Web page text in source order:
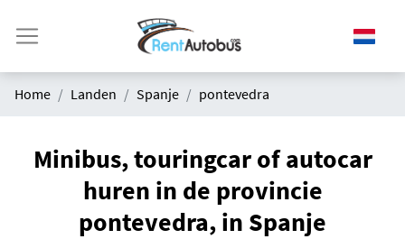
Home Landen Spanje pontevedra
Minibus, touringcar of autocar
huren in de provincie
pontevedra, in Spanje